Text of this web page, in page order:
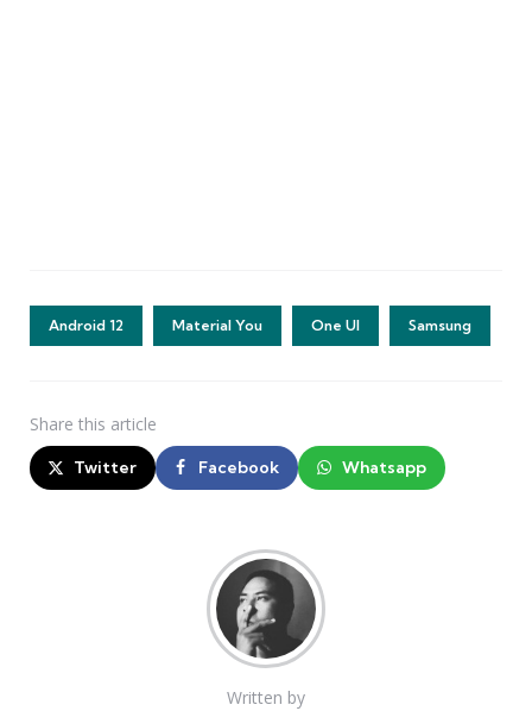
Android 12 Material You One UI Samsung
Share this article
Twitter Facebook Whatsapp
Written by